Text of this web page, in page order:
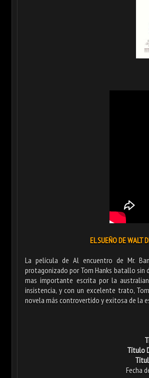
EL SUEÑO DE WALT
La película de Al encuentro de Mr.
protagonizado por Tom Hanks batallo sin
mas importante escrita por la
insistencia, y con un excelente trato,
novela más controvertido y exitosa de la
Título
Fecha